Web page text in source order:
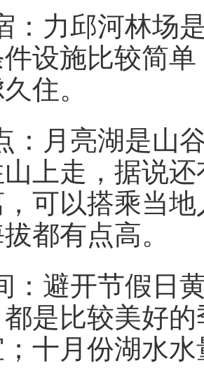
：力邱河林场
设施比较简
住。
：月亮湖是山
上走，据说
可以搭乘当
都有点高。
：避开节假日
都是比较美好
十月份湖水